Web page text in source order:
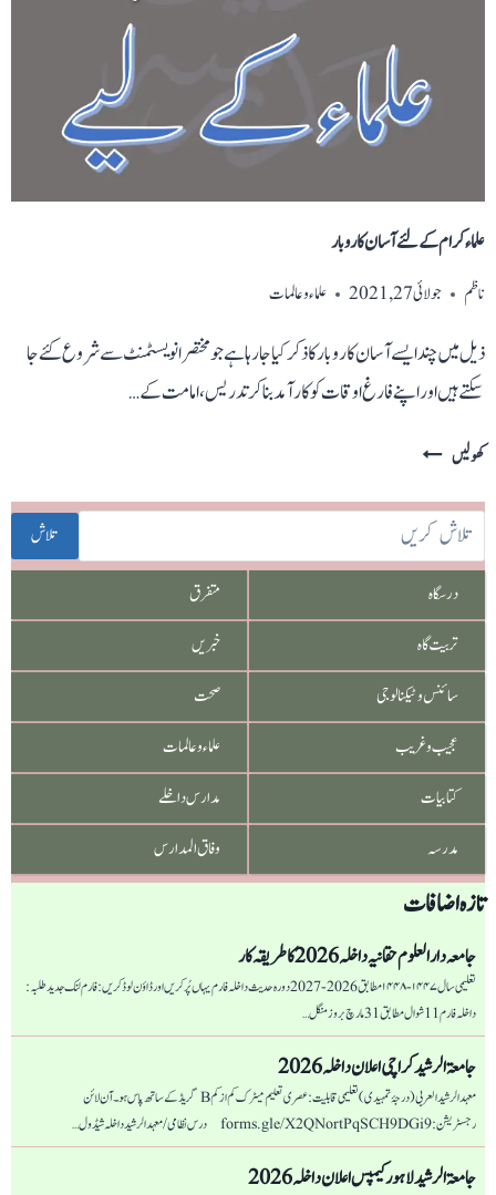
علماء کرام کے لئے آسان کاروبار
ناظم جولائی 27, 2021 علماء و عالمات
ذیل میں چندایسے آسان کاروبار کا ذکر کیا جارہا ہے جو مختصر انویسٹمنٹ سے شروع کئے جا
سکتے ہیں اور اپنے فارغ اوقات کو کارآمد بنا کر تدریس، امامت کے…
کھولیںعلماء
کے
لئے
آسان
کاروبار
تلاش
درسگاہ
متفرق
تربیت گاہ
خبریں
سائنس و ٹیکنالوجی
صحت
عجیب و غریب
علماء و عالمات
کتابیات
مدارس داخلے
مدرسہ
وفاق المدارس
تازہ اضافات
جامعہ دار العلوم حقانیہ داخلہ 2026 کا طریقہ کار
تعلیمی سال ۱۴۴۷-۱۴۴۸ مطابق 2026-2027 دورہ حدیث داخلہ فارم یہاں پُر کریں اور ڈاؤن لوڈ کریں: فارم لنک جدید طلبہ :
داخلہ فارم 11 شوال مطابق 31 مارچ بروز منگل…
جامعۃ الرشید کراچی اعلان داخلہ 2026
معہد الرشید العربی (درجۂ تمہیدی) تعلیمی قابلیت: عصری تعلیم میٹرک کم از کم B گریڈ کے ساتھ پاس ہو۔ آن لائن
رجسٹریشن: forms.gle/X2QNortPqSCH9DGi9 درس نظامی/ معہد الرشید داخلہ شیڈول…
جامعۃ الرشید لاہور کیمپس اعلان داخلہ 2026